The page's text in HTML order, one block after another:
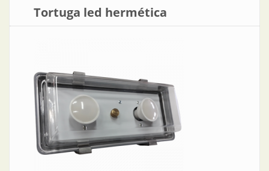
Tortuga led hermética